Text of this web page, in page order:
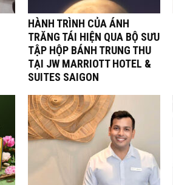
HÀNH TRÌNH CỦA ÁNH
TRĂNG TÁI HIỆN QUA BỘ SƯU
TẬP HỘP BÁNH TRUNG THU
TẠI JW MARRIOTT HOTEL &
SUITES SAIGON